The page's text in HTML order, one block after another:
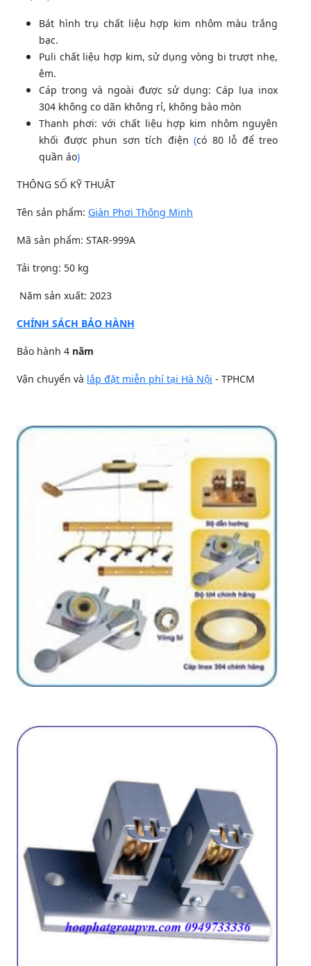
Bát hình trụ chất liệu hợp kim nhôm màu trắng
bạc.
Puli chất liệu hợp kim, sử dụng vòng bi trượt nhẹ,
êm.
Cáp trong và ngoài được sử dụng: Cáp lụa inox
304 không co dãn không rỉ, không bào mòn
Thanh phơi: với chất liệu hợp kim nhôm nguyên
khối được phun sơn tích điện (có 80 lỗ để treo
quần áo)
THÔNG SỐ KỸ THUẬT
Tên sản phẩm: Giàn Phơi Thông Minh
Mã sản phẩm: STAR-999A
Tải trọng: 50 kg
Năm sản xuất: 2023
CHÍNH SÁCH BẢO HÀNH
Bảo hành 4 năm
Vận chuyển và lắp đặt miễn phí tại Hà Nội - TPHCM